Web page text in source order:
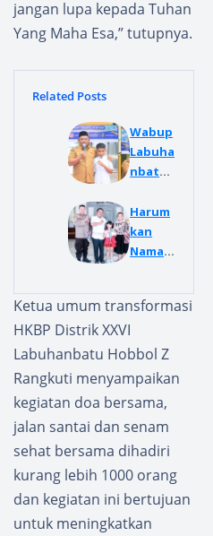
jangan lupa kepada Tuhan
Yang Maha Esa,” tutupnya.
Related Posts
Wabup
Labuha
nbatu
i
Motiva
tor
Siswa-
Siswi
Arroza
Rantau
prapat
Harum
kan
Nama
, Siswa
SD asal
nbatu
Wakili
Indone
sia
diajan
g
Matem
dan
Sains
Ketua umum transformasi
HKBP Distrik XXVI
Labuhanbatu Hobbol Z
Rangkuti menyampaikan
kegiatan doa bersama,
jalan santai dan senam
sehat bersama dihadiri
kurang lebih 1000 orang
dan kegiatan ini bertujuan
untuk meningkatkan